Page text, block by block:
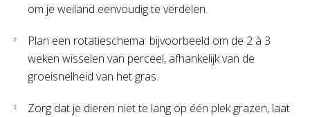
om je weiland eenvoudig te verdelen.
Plan een rotatieschema: bijvoorbeeld om de 2 à 3
weken wisselen van perceel, afhankelijk van de
groeisnelheid van het gras.
Zorg dat je dieren niet te lang op één plek grazen, laat